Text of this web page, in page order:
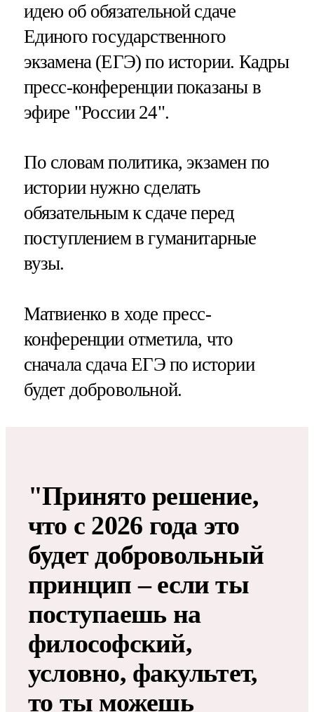
идею об обязательной сдаче
Единого государственного
экзамена (ЕГЭ) по истории. Кадры
пресс-конференции показаны в
эфире "России 24".
По словам политика, экзамен по
истории нужно сделать
обязательным к сдаче перед
поступлением в гуманитарные
вузы.
Матвиенко в ходе пресс-
конференции отметила, что
сначала сдача ЕГЭ по истории
будет добровольной.
"Принято решение,
что с 2026 года это
будет добровольный
принцип – если ты
поступаешь на
философский,
условно, факультет,
то ты можешь